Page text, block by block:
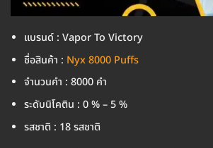
แบรนด์ : Vapor To Victory
ชื่อสินค้า : Nyx 8000 Puffs
จำนวนคำ : 8000 คำ
ระดับนิโคติน : 0 % – 5 %
รสชาติ : 18 รสชาติ